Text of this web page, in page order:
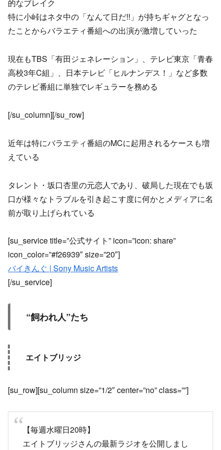
的なブレイク
特に小峠はネタ中の「なんて日だ!!」が持ちギャグとなっ
たことからバラエティ番組への出演が激増していった
現在もTBS「有田ジェネレーション」、テレビ東京「青春
高校3年C組」、日本テレビ「ヒルナンデス！」など多数
のテレビ番組に単独でレギュラーを務める
[/su_column][/su_row]
近年は特にバラエティ番組のMCに起用されるケースも増
えている
タレント・坂口杏里の元恋人であり、破局した現在でも坂
口が様々なトラブルを引き起こす度に何かとメディアに名
前が取り上げられている
[su_service title=”公式サイト” icon=”icon: share”
icon_color=”#f26939″ size=”20″]
バイきんぐ | Sony Music Artists
[/su_service]
“飼われ人”たち
エイトブリッジ
[su_row][su_column size=”1/2″ center=”no” class=””]
【毎週水曜日20時】
エイトブリッジさんの最新ラジオを公開しまし